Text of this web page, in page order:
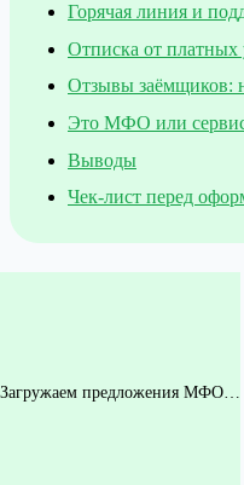
Горячая линия и
Отписка от платных
Отзывы заёмщиков:
Это МФО или
Выводы
Чек-лист перед
Загружаем предложения МФО…